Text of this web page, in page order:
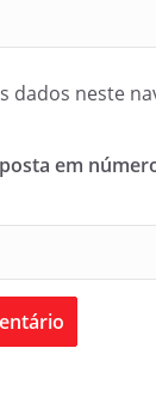
dados neste
em